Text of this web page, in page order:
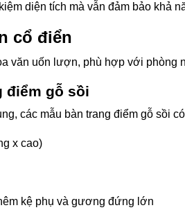
diện tích mà vẫn đảm bảo khả
cổ điển
văn uốn lượn, phù hợp với phòng
điểm gỗ sồi
các mẫu bàn trang điểm gỗ sồi
x cao)
kệ phụ và gương đứng lớn